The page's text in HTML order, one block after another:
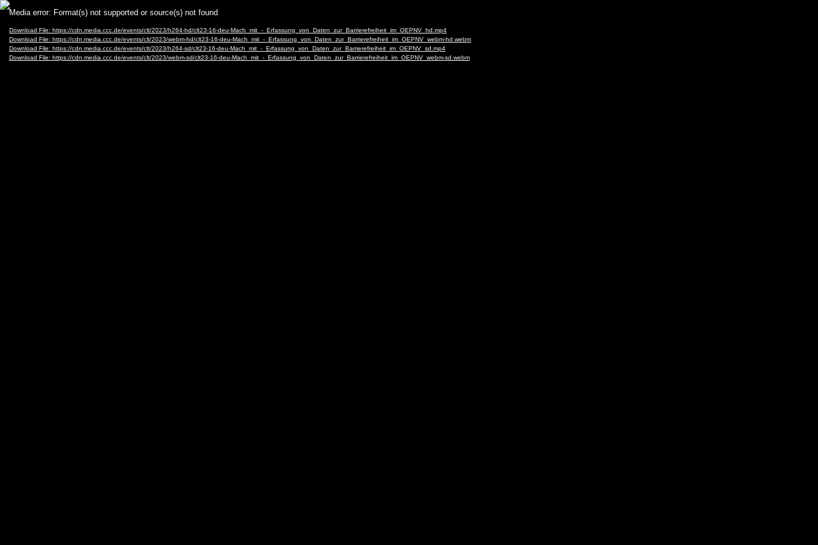
Video
Player
Media error: Format(s) not supported or source(s) not found
Download File: https://cdn.media.ccc.de/events/clt/2023/h264-hd/clt23-16-deu-Mach_mit_-_Erfassung_von_Daten_zur_Barrierefreiheit_im_OEPNV_hd.mp4
Download File: https://cdn.media.ccc.de/events/clt/2023/webm-hd/clt23-16-deu-Mach_mit_-_Erfassung_von_Daten_zur_Barrierefreiheit_im_OEPNV_webm-hd.webm
Download File: https://cdn.media.ccc.de/events/clt/2023/h264-sd/clt23-16-deu-Mach_mit_-_Erfassung_von_Daten_zur_Barrierefreiheit_im_OEPNV_sd.mp4
Download File: https://cdn.media.ccc.de/events/clt/2023/webm-sd/clt23-16-deu-Mach_mit_-_Erfassung_von_Daten_zur_Barrierefreiheit_im_OEPNV_webm-sd.webm